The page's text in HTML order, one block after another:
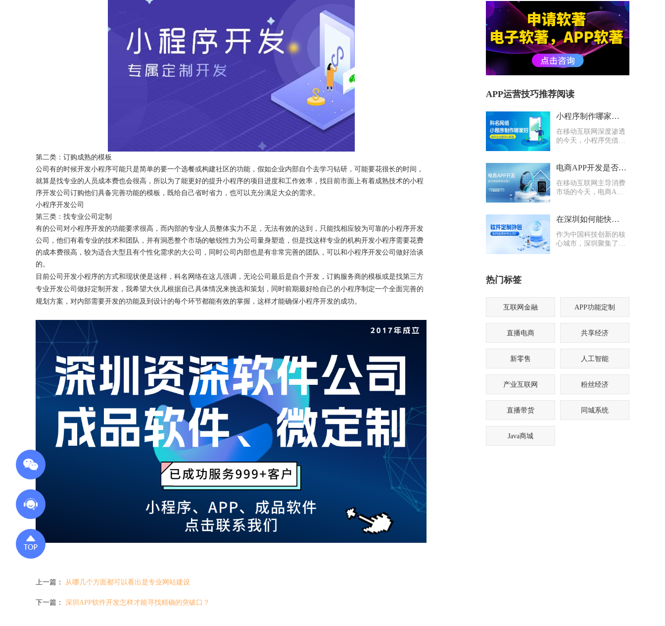
第二类：订购成熟的模板
公司有的时候开发小程序可能只是简单的要一个选餐或构建社区的功能，假如企业内部自个去学习钻研，可能要花很长的时间，
就算是找专业的人员成本费也会很高，所以为了能更好的提升小程序的项目进度和工作效率，找目前市面上有着成熟技术的小程
序开发公司订购他们具备完善功能的模板，既给自己省时省力，也可以充分满足大众的需求。
小程序开发公司
第三类：找专业公司定制
有的公司对小程序开发的功能要求很高，而内部的专业人员整体实力不足，无法有效的达到，只能找相应较为可靠的小程序开发
公司，他们有着专业的技术和团队，并有洞悉整个市场的敏锐性力为公司量身塑造，但是找这样专业的机构开发小程序需要花费
的成本费很高，较为适合大型且有个性化需求的大公司，同时公司内部也是有非常完善的团队，可以和小程序开发公司做好洽谈
的。
目前公司开发小程序的方式和现状便是这样，科名网络在这儿强调，无论公司最后是自个开发，订购服务商的模板或是找第三方
专业开发公司做好定制开发，我希望大伙儿根据自己具体情况来挑选和策划，同时前期最好给自己的小程序制定一个全面完善的
规划方案，对内部需要开发的功能及到设计的每个环节都能有效的掌握，这样才能确保小程序开发的成功。
上一篇： 从哪几个方面都可以看出是专业网站建设
下一篇： 深圳APP软件开发怎样才能寻找精确的突破口？
APP运营技巧推荐阅读
小程序制作哪家好？科名网络用专业筑牢企业数字化根基
在移动互联网深度渗透
的今天，小程序凭借轻
打通线上渠道、沉淀私
论是初创商户还是成熟
企业，都纷纷布局小程
电商APP开发是否要多做营销功能
在移动互联网主导消费
市场的今天，电商APP
体。不少企业在开发电
个两难困境：电商APP
开发是否要多做营销功
在深圳如何能快速找到一家优质的软件定制外包公司
作为中国科技创新的核
心城市，深圳聚集了海
司时，常常陷入“选择
热门标签
互联网金融 APP功能定制
直播电商 共享经济
新零售 人工智能
产业互联网 粉丝经济
直播带货 同城系统
Java商城